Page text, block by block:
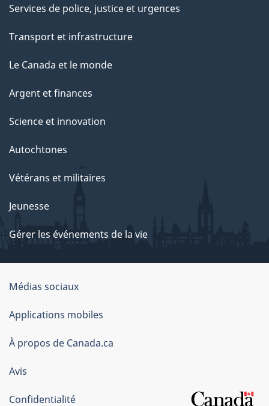
Services de police, justice et urgences
Transport et infrastructure
Le Canada et le monde
Argent et finances
Science et innovation
Autochtones
Vétérans et militaires
Jeunesse
Gérer les événements de la vie
Organisation
du
gouvernement
du
Canada
Médias sociaux
Applications mobiles
À propos de Canada.ca
Avis
Confidentialité